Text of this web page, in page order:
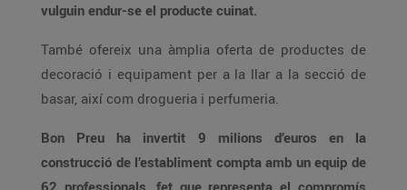
vulguin endur-se el producte cuinat.
També ofereix una àmplia oferta de productes de
decoració i equipament per a la llar a la secció de
basar, així com drogueria i perfumeria.
Bon Preu ha invertit 9 milions d’euros en la
construcció de l’establiment compta amb un equip de
62 professionals, fet que representa el compromís